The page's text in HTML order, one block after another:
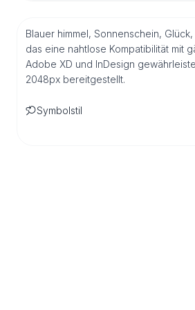
Blauer himmel, Sonnenschein,
das eine nahtlose Kompatibilität mit
Adobe XD und InDesign
2048px bereitgestellt.
Symbolstil